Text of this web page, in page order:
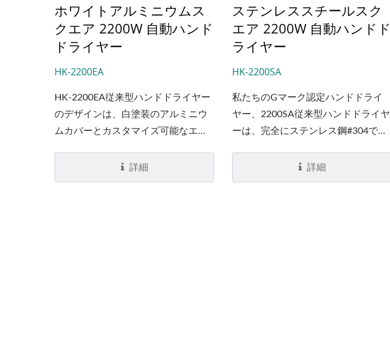
ホワイトアルミニウムス
クエア 2200W 自動ハンド
ドライヤー
HK-2200EA
HK-2200EA従来型ハンドドライヤー
のデザインは、白塗装のアルミニウ
ムカバーとカスタマイズ可能なエポ
成されています。同じデザインはプ
ッシュボタンモデルでも利用可能で
詳細
ステンレススチールスク
エア 2200W 自動ハンドド
ライヤー
HK-2200SA
私たちのGマーク認定ハンドドライ
ヤー、2200SA従来型ハンドドライヤ
ーは、完全にステンレス鋼#304で作
でしっかりしており、優れた防破壊
性を持つハンドドライヤーです。
詳細